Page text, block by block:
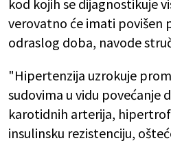
kod kojih se dijagnostikuje
verovatno će imati povišen
odraslog doba, navode
"Hipertenzija uzrokuje
sudovima u vidu povećanje
karotidnih arterija,
insulinsku rezistenciju,